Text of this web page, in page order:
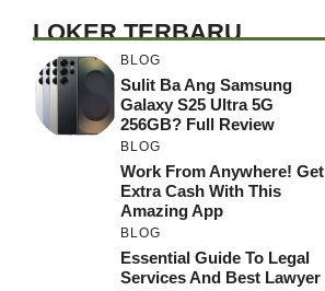
LOKER TERBARU
BLOG
Sulit Ba Ang Samsung
Galaxy S25 Ultra 5G
256GB? Full Review
BLOG
Work From Anywhere! Get
Extra Cash With This
Amazing App
BLOG
Essential Guide To Legal
Services And Best Lawyer